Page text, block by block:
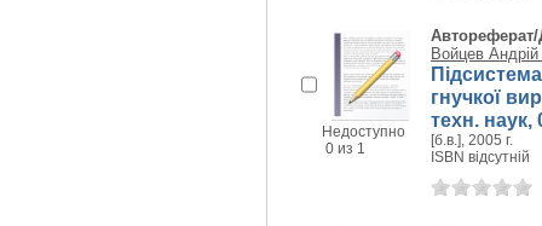
Недоступно
0 из 1
Автореферат/
Войцев
гнучкої
техн. наук,
[б.в.], 2005 г.
ISBN відсутній